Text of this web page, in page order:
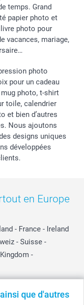
que d'autres
temps. Grand
papier photo et
photo pour
vacances, mariage,
photo
pour un cadeau
photo, t-shirt
toile, calendrier
et bien d’autres
Nous ajoutons
designs uniques
développées
en Europe
- France - Ireland
- Suisse -
-
et hors frais de port.